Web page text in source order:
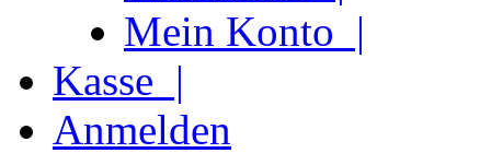
Mein Konto |
Kasse |
Anmelden